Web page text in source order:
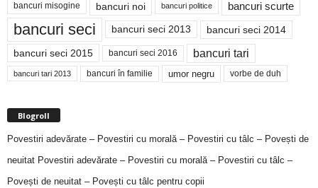
bancuri misogine bancuri noi bancuri politice bancuri scurte
bancuri seci bancuri seci 2013 bancuri seci 2014
bancuri seci 2015 bancuri seci 2016 bancuri tari
bancuri tari 2013 bancuri în familie umor negru vorbe de duh
Blogroll
Povestiri adevărate – Povestiri cu morală – Povestiri cu tâlc – Povești de
neuitat Povestiri adevărate – Povestiri cu morală – Povestiri cu tâlc –
Povești de neuitat – Povești cu tâlc pentru copii